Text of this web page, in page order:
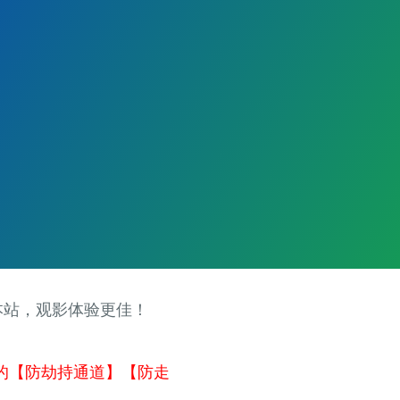
，观影体验更佳！
【防劫持通道】【防走